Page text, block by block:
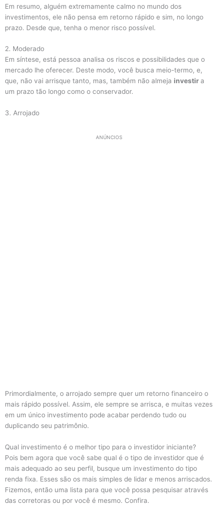
Em resumo, alguém extremamente calmo no mundo dos
investimentos, ele não pensa em retorno rápido e sim, no longo
prazo. Desde que, tenha o menor risco possível.
2. Moderado
Em síntese, está pessoa analisa os riscos e possibilidades que o
mercado lhe oferecer. Deste modo, você busca meio-termo, e,
que, não vai arrisque tanto, mas, também não almeja investira
um prazo tão longo como o conservador.
3. Arrojado
ANÚNCIOS
Primordialmente, o arrojado sempre quer um retorno financeiro o
mais rápido possível. Assim, ele sempre se arrisca, e muitas vezes
em um único investimento pode acabar perdendo tudo ou
duplicando seu patrimônio.
Qual investimento é o melhor tipo para o investidor iniciante?
Pois bem agora que você sabe qual é o tipo de investidor que é
mais adequado ao seu perfil, busque um investimento do tipo
renda fixa. Esses são os mais simples de lidar e menos arriscados.
Fizemos, então uma lista para que você possa pesquisar através
das corretoras ou por você é mesmo. Confira.